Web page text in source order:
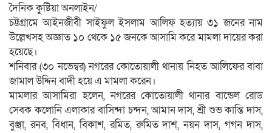
দৈনিক কুষ্টিয়া অনলাইন/
চট্টগ্রামে আইনজীবী সাইফুল ইসলাম আলিফ হত্যায় ৩১ জনের নাম
উল্লেখসহ অজ্ঞাত ১০ থেকে ১৫ জনকে আসামি করে মামলা দায়ের করা
হয়েছে।
শনিবার (৩০ নভেম্বর) নগরের কোতোয়ালী থানায় নিহত আলিফের বাবা
জামাল উদ্দিন বাদী হয়ে এ মামলা করেন।
মামলার আসামিরা হলেন, নগরের কোতোয়ালী থানার বান্ডেল রোড
সেবক কলোনি এলাকার বাসিন্দা চন্দন, আমান দাস, শ্রী শুভ কান্তি দাস,
বুঞ্জা, রনব, বিধান, বিকাশ, রমিত, রুমিত দাশ, নয়ন দাস, গগন দাস,